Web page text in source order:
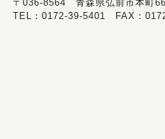
〒036-8564 青森県弘前市本町
TEL：0172-39-5401 FAX：